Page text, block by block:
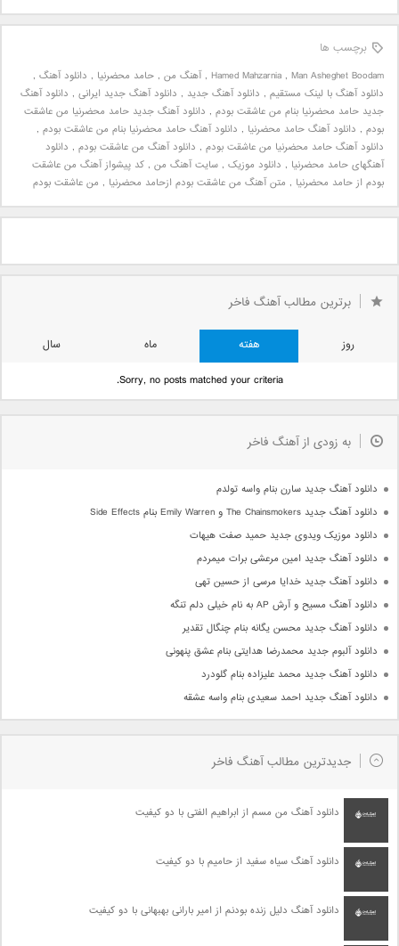
برچسب ها
Hamed Mahzarnia , Man Asheghet Boodam
,آهنگ من , حامد محضرنیا , دانلود آهنگ ,
دانلود آهنگ با لینک مستقیم , دانلود آهنگ جدید , دانلود آهنگ جدید ایرانی , دانلود آهنگ
جدید حامد محضرنیا بنام من عاشقت بودم , دانلود آهنگ جدید حامد محضرنیا من عاشقت
بودم , دانلود آهنگ حامد محضرنیا , دانلود آهنگ حامد محضرنیا بنام من عاشقت بودم ,
دانلود آهنگ حامد محضرنیا من عاشقت بودم , دانلود آهنگ من عاشقت بودم , دانلود
آهنگهای حامد محضرنیا , دانلود موزیک , سایت آهنگ من , کد پیشواز آهنگ من عاشقت
بودم از حامد محضرنیا , متن آهنگ من عاشقت بودم ازحامد محضرنیا , من عاشقت بودم
برترین مطالب آهنگ فاخر
روز هفته ماه
سال
Sorry, no posts matched your criteria.
به زودی از آهنگ فاخر
دانلود آهنگ جدید سارن بنام واسه تولدم
دانلود آهنگ جدید The Chainsmokers و Emily Warren بنام Side Effects
دانلود موزیک ویدوی جدید حمید صفت هیهات
دانلود آهنگ جدید امین مرعشی برات میمردم
دانلود آهنگ جدید خدایا مرسی از حسین تهی
دانلود آهنگ مسیح و آرش AP به نام خیلی دلم تنگه
دانلود آهنگ جدید محسن یگانه بنام چنگال تقدیر
دانلود آلبوم جدید محمدرضا هدایتی بنام عشق پنهونی
دانلود آهنگ جدید محمد علیزاده بنام گلودرد
دانلود آهنگ جدید احمد سعیدی بنام واسه عشقه
جدیدترین مطالب آهنگ فاخر
دانلود آهنگ من مسم از ابراهیم الفتی با دو کیفیت
دانلود آهنگ سیاه سفید از حامیم با دو کیفیت
دانلود آهنگ دلیل زنده بودنم از امیر بارانی بهبهانی با دو کیفیت